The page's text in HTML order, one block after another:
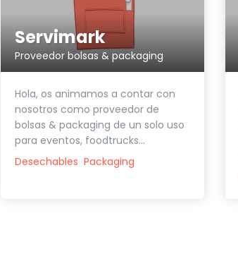
Servimark
Proveedor bolsas & packaging
Hola, os animamos a contar con
nosotros como proveedor de
bolsas & packaging de un solo uso
para eventos, foodtrucks...
Desechables Packaging